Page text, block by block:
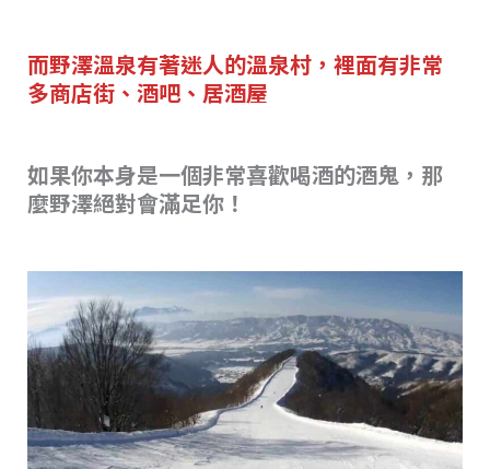
而野澤溫泉有著迷人的溫泉村，裡面有非常
多商店街、酒吧、居酒屋
如果你本身是一個非常喜歡喝酒的酒鬼，那
麼野澤絕對會滿足你！